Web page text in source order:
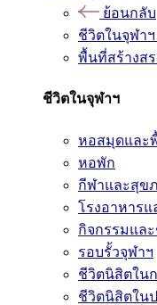
ย้อนกลับ
ชีวิตในจุฬาฯ
พื้นที่สร้างส
ชีวิตในจุฬาฯ
หอสมุดและ
หอพัก
กีฬาและสุข
โรงอาหารแ
กิจกรรมแล
รอบรั้วจุฬาฯ
ชีวิตนิสิตใน
ชีวิตนิสิตใน